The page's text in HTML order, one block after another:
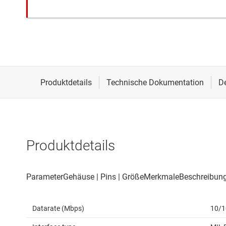
Produktdetails
Datarate (Mbps) 10/